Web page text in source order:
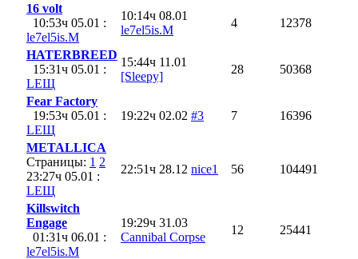
16 volt
10:53ч 05.01 :
le7el5is.M
10:14ч 08.01
le7el5is.M
4 12378
HATERBREED
15:31ч 05.01 :
LEЩ
15:44ч 11.01
[Sleepy]
28 50368
Fear Factory
19:53ч 05.01 :
LEЩ
19:22ч 02.02 #3 7 16396
METALLICA
Страницы: 1 2
23:27ч 05.01 :
LEЩ
22:51ч 28.12 nice1 56 104491
Killswitch
Engage
01:31ч 06.01 :
le7el5is.M
19:29ч 31.03
Cannibal Corpse
12 25441